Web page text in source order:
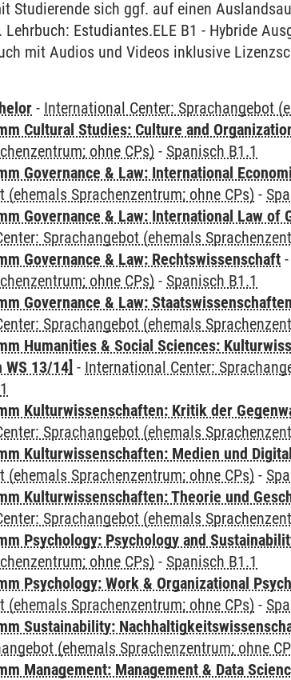
Studierende sich ggf. auf einen
Estudiantes.ELE B1 - Hybride
mit Audios und Videos inklusive
- International Center: Sprachangebot
Cultural Studies: Culture and
ohne CPs) - Spanisch B1.1
Governance & Law: International
(ehemals Sprachenzentrum; ohne CPs) -
Governance & Law: International Law of
Sprachangebot (ehemals
Governance & Law: Rechtswissenschaft -
ohne CPs) - Spanisch B1.1
Governance & Law:
Sprachangebot (ehemals
Humanities & Social Sciences:
13/14] - International Center:
Kulturwissenschaften: Kritik der
Sprachangebot (ehemals
Kulturwissenschaften: Medien und
(ehemals Sprachenzentrum; ohne CPs) -
Kulturwissenschaften: Theorie und
Sprachangebot (ehemals
Psychology: Psychology and
ohne CPs) - Spanisch B1.1
Psychology: Work & Organizational
(ehemals Sprachenzentrum; ohne CPs) -
Sustainability:
(ehemals Sprachenzentrum; ohne
Management: Management & Data